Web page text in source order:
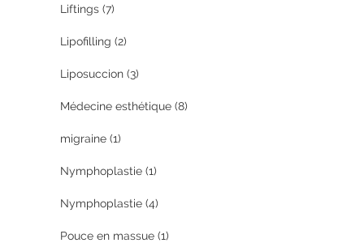
Liftings (7)
Lipofilling (2)
Liposuccion (3)
Médecine esthétique (8)
migraine (1)
Nymphoplastie (1)
Nymphoplastie (4)
Pouce en massue (1)